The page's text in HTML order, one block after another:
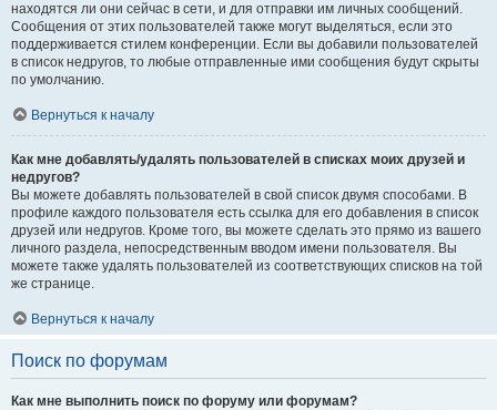
находятся ли они сейчас в сети, и для отправки им личных сообщений.
Сообщения от этих пользователей также могут выделяться, если это
поддерживается стилем конференции. Если вы добавили пользователей
в список недругов, то любые отправленные ими сообщения будут скрыты
по умолчанию.
Вернуться к началу
Как мне добавлять/удалять пользователей в списках моих друзей и
недругов?
Вы можете добавлять пользователей в свой список двумя способами. В
профиле каждого пользователя есть ссылка для его добавления в список
друзей или недругов. Кроме того, вы можете сделать это прямо из вашего
личного раздела, непосредственным вводом имени пользователя. Вы
можете также удалять пользователей из соответствующих списков на той
же странице.
Вернуться к началу
Поиск по форумам
Как мне выполнить поиск по форуму или форумам?